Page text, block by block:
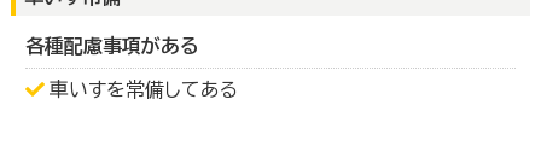
各種配慮事項がある
車いすを常備してある